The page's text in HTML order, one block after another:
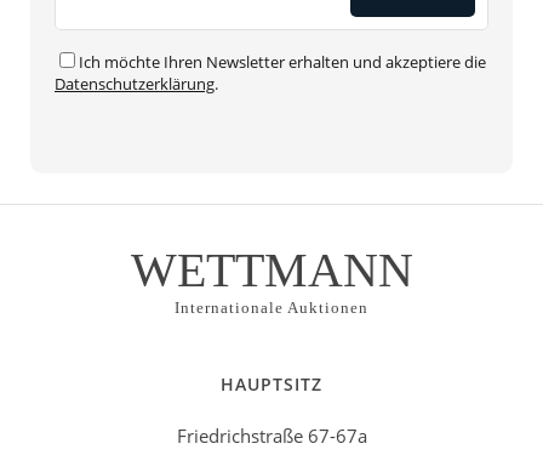
Ich möchte Ihren Newsletter erhalten und akzeptiere die
Datenschutzerklärung.
WETTMANN
Internationale Auktionen
HAUPTSITZ
Friedrichstraße 67-67a